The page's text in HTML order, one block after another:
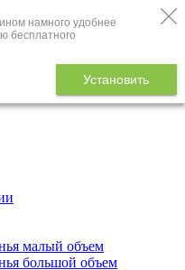
намного удобнее
бесплатного
Установить
малый объем
большой объем